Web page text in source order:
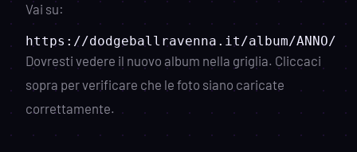
Vai su:
Dovresti vedere il nuovo album nella griglia. Cliccaci
sopra per verificare che le foto siano caricate
correttamente.